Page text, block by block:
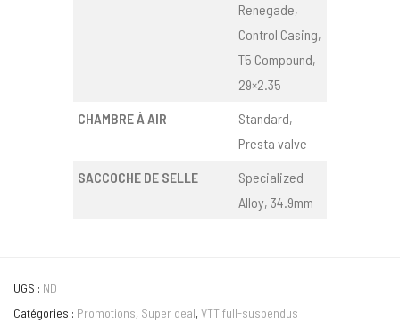
Renegade,
Control Casing,
T5 Compound,
29×2.35
CHAMBRE À AIR
Standard,
Presta valve
SACCOCHE DE SELLE
Specialized
Alloy, 34.9mm
UGS : ND
Catégories : Promotions, Super deal, VTT full-suspendus